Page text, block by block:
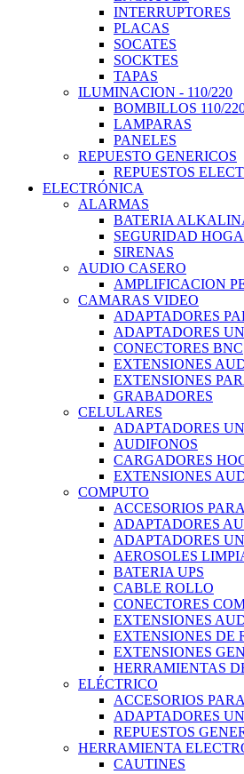
INTERRUPTORES
PLACAS
SOCATES
SOCKTES
TAPAS
ILUMINACION - 110/220
BOMBILLOS 110/
LAMPARAS
PANELES
REPUESTO GENERICOS
REPUESTOS
ELECTRÓNICA
ALARMAS
BATERIA
SEGURIDAD
SIRENAS
AUDIO CASERO
AMPLIFICACION
CAMARAS VIDEO
ADAPTADORES
ADAPTADORES
CONECTORES BNC
EXTENSIONES
EXTENSIONES
GRABADORES
CELULARES
ADAPTADORES
AUDIFONOS
CARGADORES
EXTENSIONES
COMPUTO
ACCESORIOS
ADAPTADORES
ADAPTADORES
AEROSOLES
BATERIA UPS
CABLE ROLLO
CONECTORES
EXTENSIONES
EXTENSIONES DE
EXTENSIONES
HERRAMIENTAS
ELÉCTRICO
ACCESORIOS
ADAPTADORES
REPUESTOS
HERRAMIENTA
CAUTINES